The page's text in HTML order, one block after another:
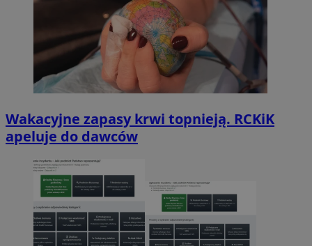
Wakacyjne zapasy krwi topnieją. RCKiK
apeluje do dawców